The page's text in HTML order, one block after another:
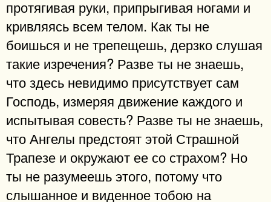
протягивая руки, припрыгивая ногами и
кривляясь всем телом. Как ты не
боишься и не трепещешь, дерзко слушая
такие изречения? Разве ты не знаешь,
что здесь невидимо присутствует сам
Господь, измеряя движение каждого и
испытывая совесть? Разве ты не знаешь,
что Ангелы предстоят этой Страшной
Трапезе и окружают ее со страхом? Но
ты не разумеешь этого, потому что
слышанное и виденное тобою на